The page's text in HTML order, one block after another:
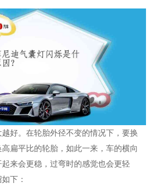
好。在轮胎外径不变的情况下，要换
扁平比的轮胎，如此一来，车的横向
来会更稳，过弯时的感觉也会更轻
下：